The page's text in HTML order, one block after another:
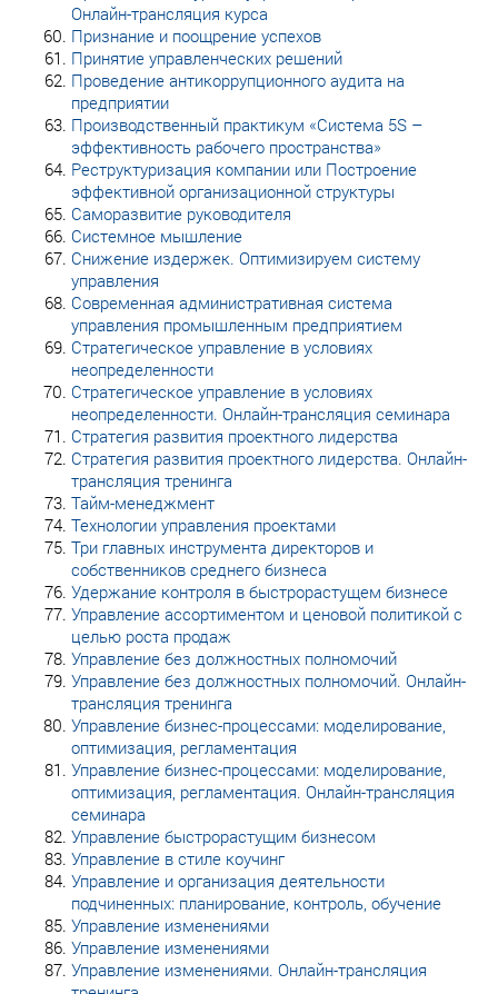
Онлайн-трансляция курса
Признание и поощрение успехов
Принятие управленческих решений
Проведение антикоррупционного аудита на
предприятии
Производственный практикум «Система 5S –
эффективность рабочего пространства»
Реструктуризация компании или Построение
эффективной организационной структуры
Саморазвитие руководителя
Системное мышление
Снижение издержек. Оптимизируем систему
управления
Современная административная система
управления промышленным предприятием
Стратегическое управление в условиях
неопределенности
Стратегическое управление в условиях
неопределенности. Онлайн-трансляция семинара
Стратегия развития проектного лидерства
Стратегия развития проектного лидерства. Онлайн-
трансляция тренинга
Тайм-менеджмент
Технологии управления проектами
Три главных инструмента директоров и
собственников среднего бизнеса
Удержание контроля в быстрорастущем бизнесе
Управление ассортиментом и ценовой политикой с
целью роста продаж
Управление без должностных полномочий
Управление без должностных полномочий. Онлайн-
трансляция тренинга
Управление бизнес-процессами: моделирование,
оптимизация, регламентация
Управление бизнес-процессами: моделирование,
оптимизация, регламентация. Онлайн-трансляция
семинара
Управление быстрорастущим бизнесом
Управление в стиле коучинг
Управление и организация деятельности
подчиненных: планирование, контроль, обучение
Управление изменениями
Управление изменениями
Управление изменениями. Онлайн-трансляция